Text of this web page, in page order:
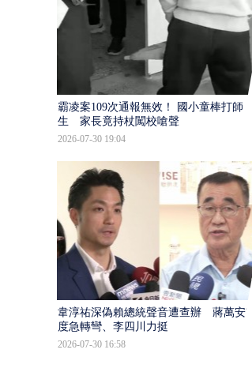
霸凌案109次通報無效！ 國小童棒打師
生 家長竟持杖闖校嗆聲
2026-07-30 19:04
韋淳祐深偽賴總統聲音遭查辦 蔣萬安態
度急轉彎、李四川力挺
2026-07-30 16:58